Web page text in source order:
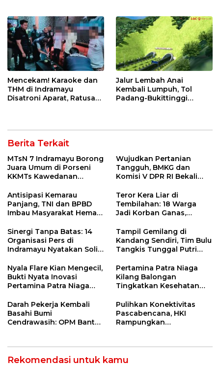
Mencekam! Karaoke dan
THM di Indramayu
Disatroni Aparat, Ratusan
Jalur Lembah Anai
Kembali Lumpuh, Tol
Padang-Bukittinggi
Berita Terkait
MTsN 7 Indramayu Borong
Juara Umum di Porseni
KKMTs Kawedanan
Wujudkan Pertanian
Tangguh, BMKG dan
Komisi V DPR RI Bekali
Sekolah Lapang Iklim
Antisipasi Kemarau
Panjang, TNI dan BPBD
Imbau Masyarakat Hemat
Kebakaran
Teror Kera Liar di
Tembilahan: 18 Warga
Jadi Korban Ganas,
12 Jahitan!
Sinergi Tanpa Batas: 14
Organisasi Pers di
Indramayu Nyatakan Solid
Tampil Gemilang di
Kandang Sendiri, Tim Bulu
Tangkis Tunggal Putri
Juara Porseni KKMTs
Jatibarang 2026
Nyala Flare Kian Mengecil,
Bukti Nyata Inovasi
Pertamina Patra Niaga
Net Zero Emission 2060
Pertamina Patra Niaga
Kilang Balongan
Tingkatkan Kesehatan
Pemeriksaan Kesehatan
Rutin dan Edukasi
Perawatan Gigi
Darah Pekerja Kembali
Basahi Bumi
Cendrawasih: OPM Bantai
Pulihkan Konektivitas
Pascabencana, HKI
Rampungkan
Rekomendasi untuk kamu